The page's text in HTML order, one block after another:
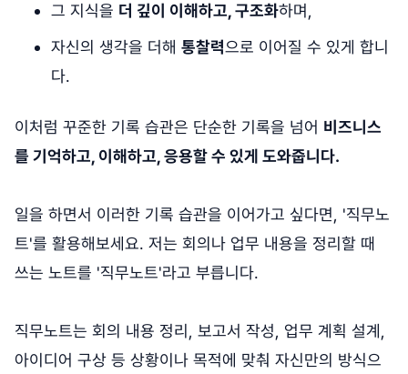
그 지식을 더 깊이 이해하고, 구조화하며,
자신의 생각을 더해 통찰력으로 이어질 수 있게 합니
다.
이처럼 꾸준한 기록 습관은 단순한 기록을 넘어 비즈니스
를 기억하고, 이해하고, 응용할 수 있게 도와줍니다.
일을 하면서 이러한 기록 습관을 이어가고 싶다면, '직무노
트'를 활용해보세요. 저는 회의나 업무 내용을 정리할 때
쓰는 노트를 '직무노트'라고 부릅니다.
직무노트는 회의 내용 정리, 보고서 작성, 업무 계획 설계,
아이디어 구상 등 상황이나 목적에 맞춰 자신만의 방식으